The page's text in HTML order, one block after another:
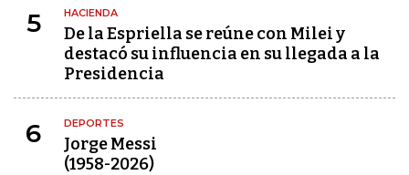
5 HACIENDA
De la Espriella se reúne con Milei y
destacó su influencia en su llegada a la
Presidencia
6 DEPORTES
Jorge Messi
(1958-2026)